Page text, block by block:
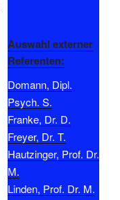
Auswahl externer
Referenten:
Domann, Dipl.
Psych. S.
Franke, Dr. D.
Freyer, Dr. T.
Hautzinger, Prof. Dr.
M.
Linden, Prof. Dr. M.